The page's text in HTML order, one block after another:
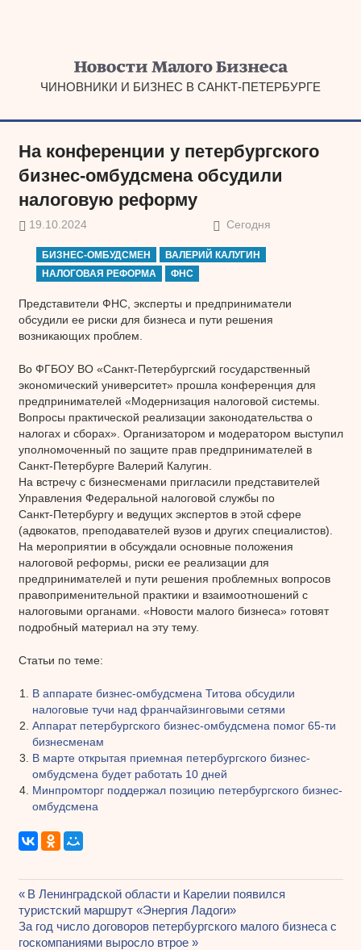
ЧИНОВНИКИ И БИЗНЕС В САНКТ-ПЕТЕРБУРГЕ
На конференции у петербургского
бизнес-омбудсмена обсудили
налоговую реформу
19.10.2024 Сегодня
БИЗНЕС-ОМБУДСМЕН
ВАЛЕРИЙ КАЛУГИН
НАЛОГОВАЯ РЕФОРМА
ФНС
Представители ФНС, эксперты и предприниматели
обсудили ее риски для бизнеса и пути решения
возникающих проблем.
Во ФГБОУ ВО «Санкт‑Петербургский государственный
экономический университет» прошла конференция для
предпринимателей «Модернизация налоговой системы.
Вопросы практической реализации законодательства о
налогах и сборах». Организатором и модератором выступил
уполномоченный по защите прав предпринимателей в
Санкт‑Петербурге Валерий Калугин.
На встречу с бизнесменами пригласили представителей
Управления Федеральной налоговой службы по
Санкт‑Петербургу и ведущих экспертов в этой сфере
(адвокатов, преподавателей вузов и других специалистов).
На мероприятии в обсуждали основные положения
налоговой реформы, риски ее реализации для
предпринимателей и пути решения проблемных вопросов
правоприменительной практики и взаимоотношений с
налоговыми органами. «Новости малого бизнеса» готовят
подробный материал на эту тему.
Статьи по теме:
В аппарате бизнес-омбудсмена Титова обсудили
налоговые тучи над франчайзинговыми сетями
Аппарат петербургского бизнес-омбудсмена помог 65-ти
бизнесменам
В марте открытая приемная петербургского бизнес-
омбудсмена будет работать 10 дней
Минпромторг поддержал позицию петербургского бизнес-
омбудсмена
Навигация
по
Предыдущая
запись:
В Ленинградской области и Карелии появился
туристский маршрут «Энергия Ладоги»
Следующая
запись:
За год число договоров петербургского малого бизнеса с
госкомпаниями выросло втрое